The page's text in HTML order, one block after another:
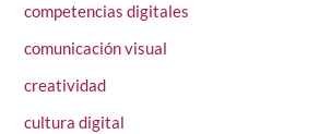
competencias digitales
comunicación visual
creatividad
cultura digital